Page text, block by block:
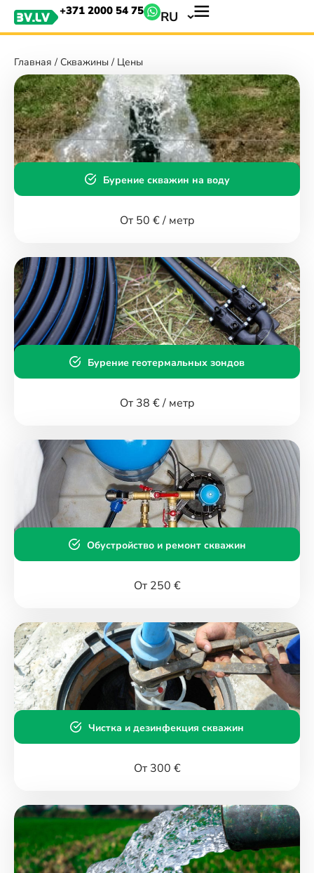
+371 2000 54 75 RU
Главная / Скважины/ Цены
Бурение скважин на воду
От 50 € / метр
Бурение геотермальных зондов
От 38 € / метр
Обустройство и ремонт скважин
От 250 €
Чистка и дезинфекция скважин
От 300 €